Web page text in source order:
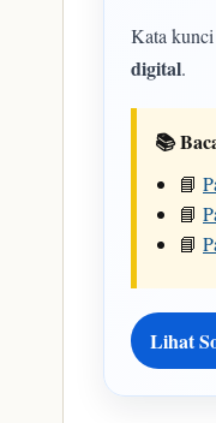
Kata
digital.
📚
📘
📘
📘
Lihat